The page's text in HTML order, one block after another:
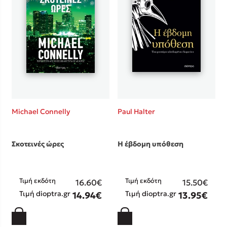
Προσεχείς εκδηλώσεις
Η Δανάη Δεληγεώργη στον Πύργο Κύμης
Ο Κώστας Κρομμύδας στο Παλαιοχώρι Καλαμπάκας
Ο Κώστας Κρομμύδας και η Μαρίνα Γιώτη στη Νικήτη
Χαλκιδικής
Ο Στέφανος Ξενάκης στη Χίο
Michael Connelly
Σκοτεινές ώρες
Τιμή εκδότη 16.60€
Τιμή dioptra.gr 14.94€
Paul Halter
Η έβδομη υπόθεση
Τιμή εκδότη 15.50€
Τιμή dioptra.gr 13.95€